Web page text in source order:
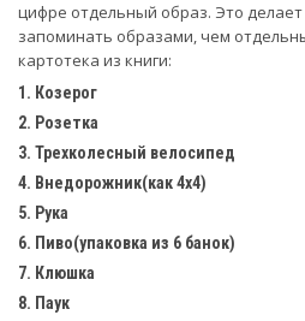
цифре отдельный образ. Это
запоминать образами, чем
картотека из книги:
1. Козерог
2. Розетка
3. Трехколесный велосипед
4. Внедорожник(как 4х4)
5. Рука
6. Пиво(упаковка из 6 банок)
7. Клюшка
8. Паук